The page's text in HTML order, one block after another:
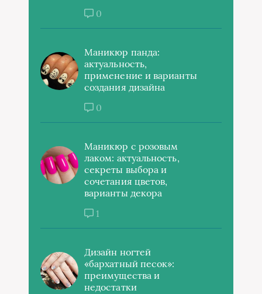
0
Маникюр панда:
актуальность,
применение и варианты
создания дизайна
0
Маникюр с розовым
лаком: актуальность,
секреты выбора и
сочетания цветов,
варианты декора
1
Дизайн ногтей
«бархатный песок»:
преимущества и
недостатки